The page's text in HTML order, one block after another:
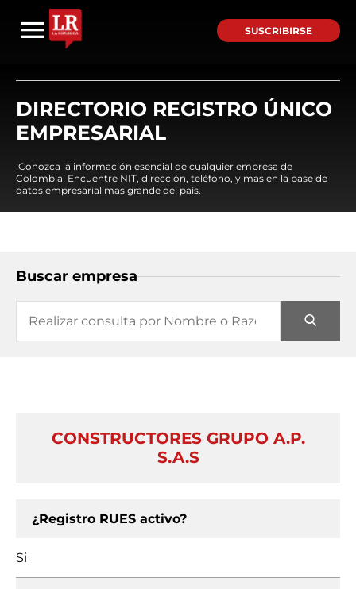
SUSCRIBIRSE
DIRECTORIO REGISTRO ÚNICO
EMPRESARIAL
¡Conozca la información esencial de cualquier empresa de
Colombia! Encuentre NIT, dirección, teléfono, y mas en la base de
datos empresarial mas grande del país.
Buscar empresa
CONSTRUCTORES GRUPO A.P.
S.A.S
¿Registro RUES activo?
Si